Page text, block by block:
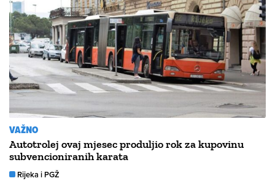
VAŽNO
Autotrolej ovaj mjesec produljio rok za kupovinu
subvencioniranih karata
Rijeka i PGŽ